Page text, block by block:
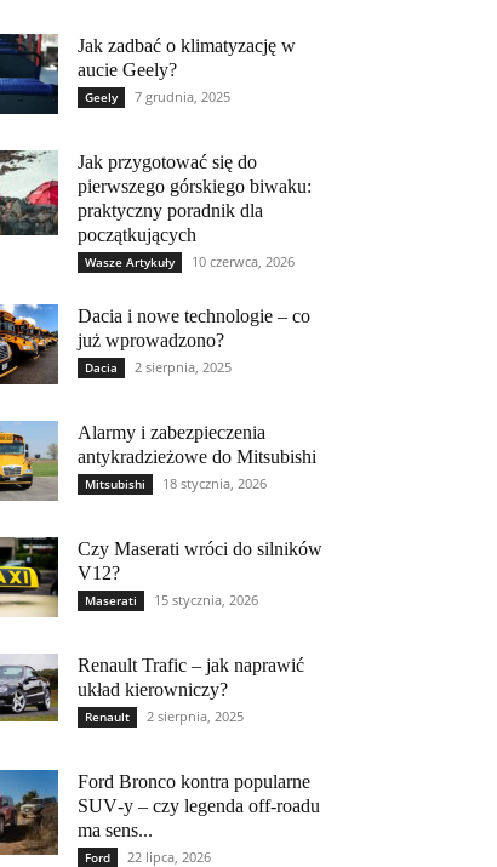
Jak zadbać o klimatyzację w
aucie Geely?
Geely 7 grudnia, 2025
Jak przygotować się do
pierwszego górskiego biwaku:
praktyczny poradnik dla
początkujących
Wasze Artykuły 10 czerwca, 2026
Dacia i nowe technologie – co
już wprowadzono?
Dacia 2 sierpnia, 2025
Alarmy i zabezpieczenia
antykradzieżowe do Mitsubishi
Mitsubishi 18 stycznia, 2026
Czy Maserati wróci do silników
V12?
Maserati 15 stycznia, 2026
Renault Trafic – jak naprawić
układ kierowniczy?
Renault 2 sierpnia, 2025
Ford Bronco kontra popularne
SUV‑y – czy legenda off‑roadu
ma sens...
Ford 22 lipca, 2026